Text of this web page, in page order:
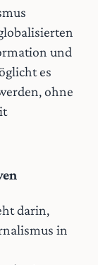
und
es
ohne
darin,
in